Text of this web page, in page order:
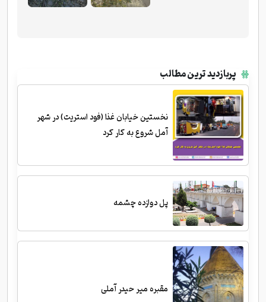
پربازدید ترین مطالب
نخستین خیابان غذا (فود استریت) در شهر
آمل شروع به کار کرد
پل دوازده چشمه
مقبره میر حیدر آملی